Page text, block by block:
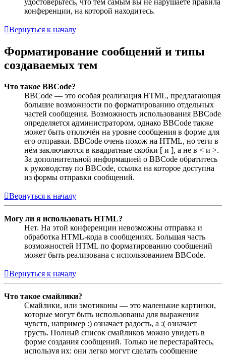
конференции, на которой находитесь.
Вернуться к началу
Форматирование сообщений и типы
создаваемых тем
Что такое BBCode?
BBCode — это особая реализация HTML, предлагающая
большие возможности по форматированию отдельных
частей сообщения. Возможность использования BBCode
определяется администратором, однако BBCode также
может быть отключён на уровне сообщения в форме для
его отправки. BBCode очень похож на HTML, но теги в
нём заключаются в квадратные скобки [ и ], а не в < и >.
За дополнительной информацией о BBCode обратитесь
к руководству по BBCode, ссылка на которое доступна
из формы отправки сообщений.
Вернуться к началу
Могу ли я использовать HTML?
Нет. На этой конференции невозможны отправка и
обработка HTML-кода в сообщениях. Большая часть
возможностей HTML по форматированию сообщений
может быть реализована с использованием BBCode.
Вернуться к началу
Что такое смайлики?
Смайлики, или эмотиконы — это маленькие картинки,
которые могут быть использованы для выражения
чувств, например :) означает радость, а :( означает
грусть. Полный список смайликов можно увидеть в
форме создания сообщений. Только не перестарайтесь,
используя их: они легко могут сделать сообщение